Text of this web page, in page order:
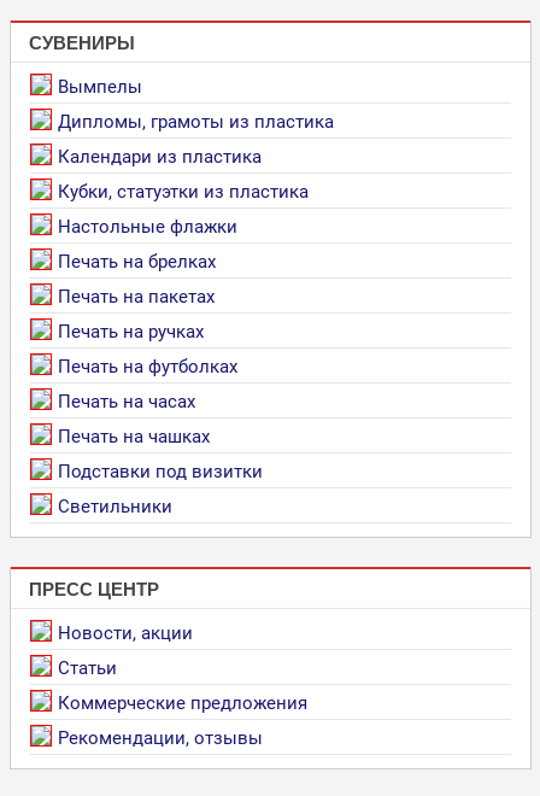
СУВЕНИРЫ
Вымпелы
Дипломы, грамоты из пластика
Календари из пластика
Кубки, статуэтки из пластика
Настольные флажки
Печать на брелках
Печать на пакетах
Печать на ручках
Печать на футболках
Печать на часах
Печать на чашках
Подставки под визитки
Светильники
ПРЕСС ЦЕНТР
Новости, акции
Статьи
Коммерческие предложения
Рекомендации, отзывы